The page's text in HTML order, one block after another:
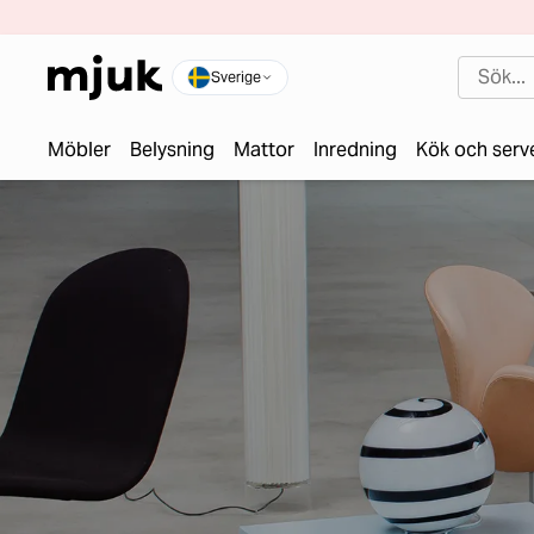
Sverige
Möbler Belysning Mattor Inredning Kök och